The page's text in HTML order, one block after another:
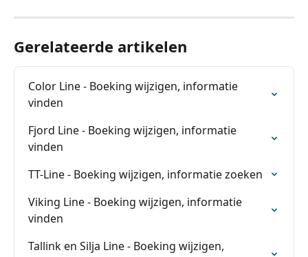
Gerelateerde artikelen
Color Line - Boeking wijzigen, informatie
vinden
Fjord Line - Boeking wijzigen, informatie
vinden
TT-Line - Boeking wijzigen, informatie zoeken
Viking Line - Boeking wijzigen, informatie
vinden
Tallink en Silja Line - Boeking wijzigen,